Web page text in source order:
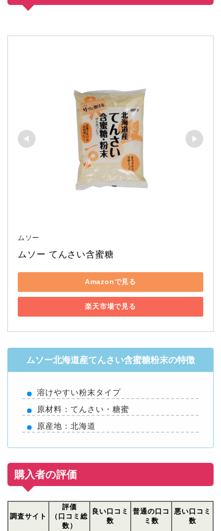
ムソー
ムソー てんさい含蜜糖
Amazonで見る
楽天市場で見る
ムソー北海道産てんさい含蜜糖粉末の特徴
溶けやすい粉末タイプ
原材料：てんさい・糖蜜
原産地：北海道
購入者の評価
調査サイト
評価
（口コミ総
数）
良い口コミ
数
普通の口コ
ミ数
悪い口コミ
数